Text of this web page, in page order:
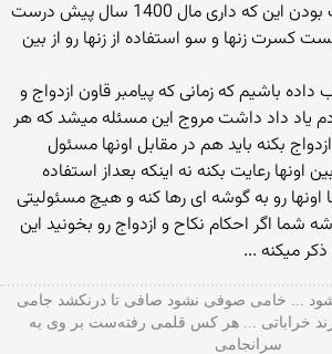
مشغول عیش و عشرت بودن این كه داری مال 1400 سال پیش درست
كسرت زنها و سو استفاده از زنها رو از بین
داده باشیم كه زمانی كه پیامبر قاون ازدواج و
یاد داد داشت مروج این مسئله میشد كه هر
بكنه باید هم در مقابل اونها مسئول
اونها رعایت بكنه نه اینكه بعداز استفاده
اونها رو به گوشه ای رها كنه و هیچ مسئولیتی
شما اگر احكام نكاح و ازدواج رو بخونید این
میكنه ...
شود ... خامی صوفی نشود صافی تا درنکشد جامی
خراباتی ... هر کس قلمی رفته‌ست بر وی به
سرانجامی